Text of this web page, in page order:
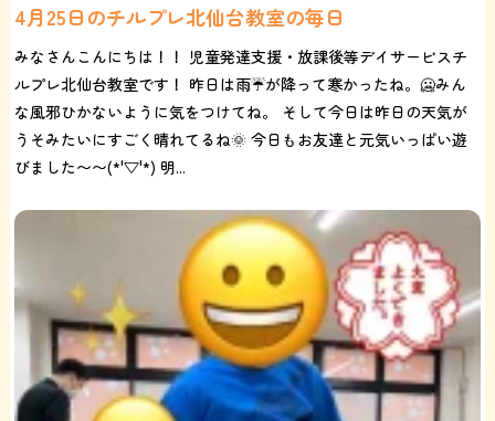
4月25日のチルプレ北仙台教室の毎日
みなさんこんにちは！！ 児童発達支援・放課後等デイサービスチ
ルプレ北仙台教室です！ 昨日は雨☔が降って寒かったね。🥶みん
な風邪ひかないように気をつけてね。 そして今日は昨日の天気が
うそみたいにすごく晴れてるね🌞 今日もお友達と元気いっぱい遊
びました〜〜(*'▽'*) 明...